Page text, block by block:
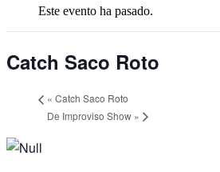
Este evento ha pasado.
Catch Saco Roto
« Catch Saco Roto
De Improviso Show »